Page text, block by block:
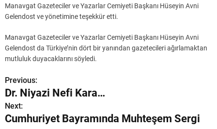
Manavgat Gazeteciler ve Yazarlar Cemiyeti Başkanı Hüseyin Avni
Gelendost ve yönetimine teşekkür etti.
Manavgat Gazeteciler ve Yazarlar Cemiyeti Başkanı Hüseyin Avni
Gelendost da Türkiye’nin dört bir yanından gazetecileri ağırlamaktan
mutluluk duyacaklarını söyledi.
Y
a
z
Previous:
Dr. Niyazi Nefi Kara…
Next:
Cumhuriyet Bayramında Muhteşem Sergi